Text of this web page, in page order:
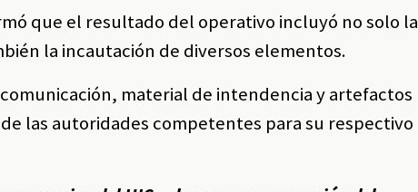
que el resultado del operativo incluyó no solo la
la incautación de diversos elementos.
material de intendencia y artefactos
las autoridades competentes para su respectivo